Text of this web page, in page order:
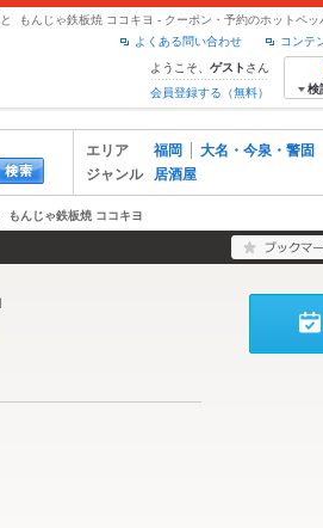
もんじゃ鉄板焼 ココキヨ - クーポン・予約のホットペッ
コンテ
よくある問い合わせ
ようこそ、 ゲスト さん
会員登録する（無料）
検
エリア 福岡
大名・今泉・警固
ジャンル
居酒屋
もんじゃ鉄板焼 ココキヨ